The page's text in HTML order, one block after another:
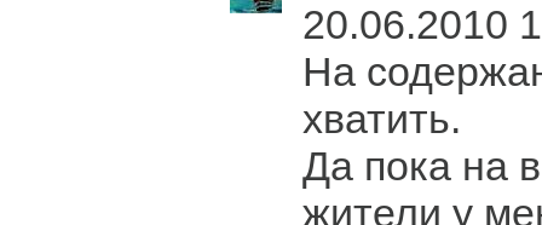
20.06.2010
На
хватить.
Да пока на
жители у